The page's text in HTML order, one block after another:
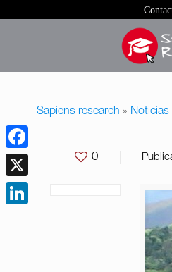
Sapiens research » Noticias
0
Facebook
X